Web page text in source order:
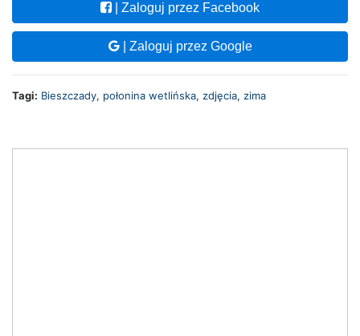
| Zaloguj przez Facebook
| Zaloguj przez Google
Tagi: Bieszczady, połonina wetlińska, zdjęcia, zima